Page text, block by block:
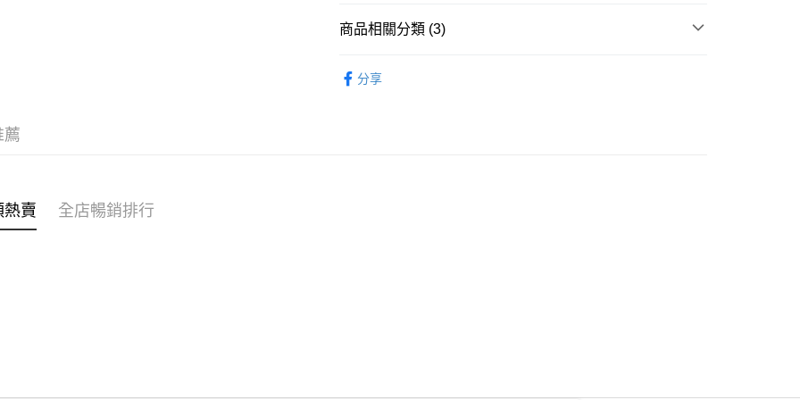
WeChat Pay
送貨方式
商品相關分類 (3)
分享
薦
賣 全店暢銷排行